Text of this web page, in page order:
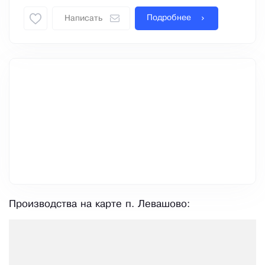
Написать Подробнее
Производства на карте п. Левашово: